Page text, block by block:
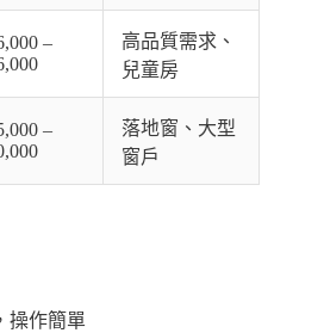
–
高品質需求、
兒童房
–
落地窗、大型
窗戶
操作簡單